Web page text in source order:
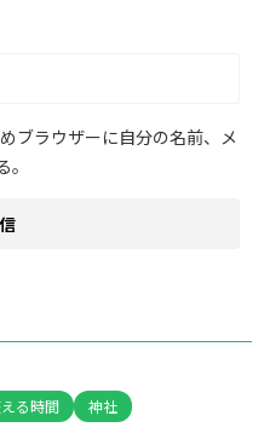
ブラウザーに自分の名前、メ
る時間 神社